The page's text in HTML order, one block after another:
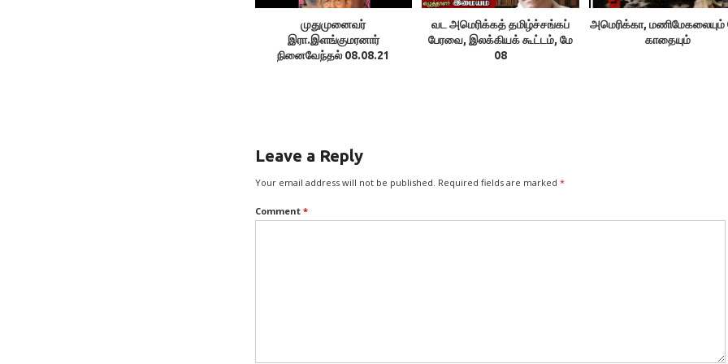
முதுமுனைவர்
இரா.இளங்குமரனார்
நினைவேந்தல் 08.08.21
வட அமெரிக்கத் தமிழ்ச்சங்கப்
பேரவை, இலக்கியக் கூட்டம், மே
08
அமெரிக்கா, மணிமேகலையும்
காதையும்
Leave a Reply
Your email address will not be published. Required fields are marked *
Comment *